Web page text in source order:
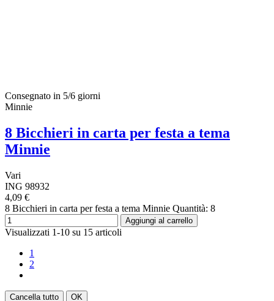
Consegnato in 5/6 giorni
Minnie
8 Bicchieri in carta per festa a tema
Minnie
Vari
ING 98932
4,09 €
8 Bicchieri in carta per festa a tema Minnie Quantità: 8
Aggiungi al carrello
Visualizzati 1-10 su 15 articoli
1
2
Cancella tutto OK